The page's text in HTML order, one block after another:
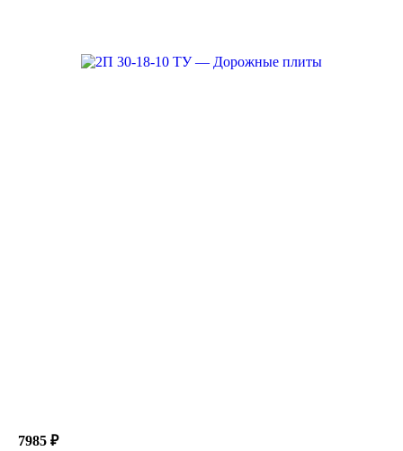
7985 ₽